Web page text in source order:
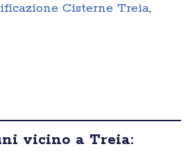
Cisterne Treia,
vicino a Treia: